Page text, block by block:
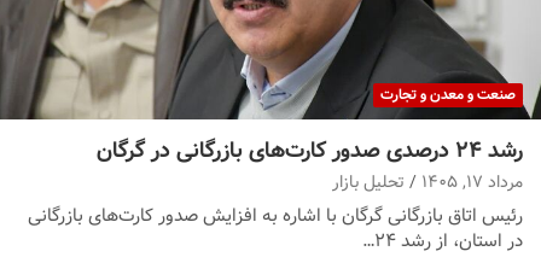
صنعت و معدن و تجارت
رشد ۲۴ درصدی صدور کارت‌های بازرگانی در گرگان
مرداد ۱۷, ۱۴۰۵ تحلیل بازار
رئیس اتاق بازرگانی گرگان با اشاره به افزایش صدور کارت‌های بازرگانی
در استان، از رشد ۲۴…